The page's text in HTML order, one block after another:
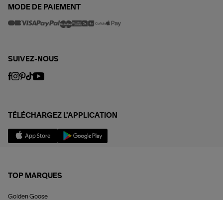
MODE DE PAIEMENT
SUIVEZ-NOUS
TÉLÉCHARGEZ L'APPLICATION
TOP MARQUES
Golden Goose